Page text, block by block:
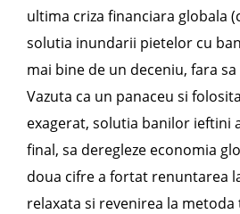
ultima criza financiara globala
solutia inundarii pietelor cu
mai bine de un deceniu, fara
Vazuta ca un panaceu si
exagerat, solutia banilor ieftini
final, sa deregleze economia
doua cifre a fortat renuntarea
relaxata si revenirea la